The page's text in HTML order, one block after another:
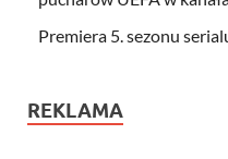
Premiera 5. sezonu
REKLAMA